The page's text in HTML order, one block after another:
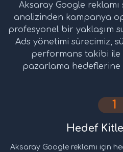
Aksaray Google
analizinden kampanya
profesyonel bir yaklaşım
Ads yönetimi sürecimiz,
performans takibi ile
pazarlama hedeflerine
1
Hedef
Aksaray Google reklamı için